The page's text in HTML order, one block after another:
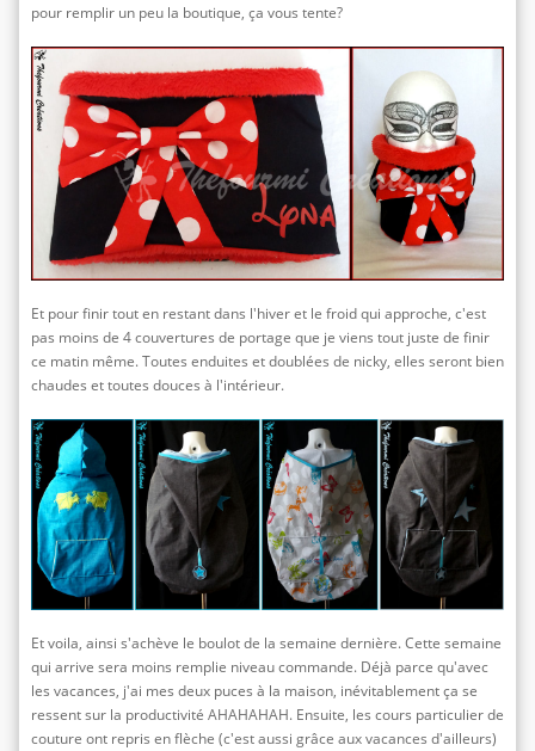
pour remplir un peu la boutique, ça vous tente?
Et pour finir tout en restant dans l'hiver et le froid qui approche, c'est
pas moins de 4 couvertures de portage que je viens tout juste de finir
ce matin même. Toutes enduites et doublées de nicky, elles seront bien
chaudes et toutes douces à l'intérieur.
Et voila, ainsi s'achève le boulot de la semaine dernière. Cette semaine
qui arrive sera moins remplie niveau commande. Déjà parce qu'avec
les vacances, j'ai mes deux puces à la maison, inévitablement ça se
ressent sur la productivité AHAHAHAH. Ensuite, les cours particulier de
couture ont repris en flèche (c'est aussi grâce aux vacances d'ailleurs)